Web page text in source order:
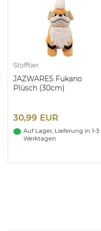
Stofftier
JAZWARES Fukano
Plüsch (30cm)
30,99 EUR
Auf Lager, Lieferung in 1-3
Werktagen